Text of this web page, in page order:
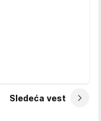
Sledeća vest